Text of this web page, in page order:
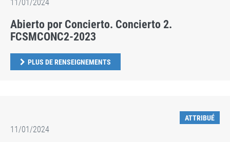
11/01/2024
Abierto por Concierto. Concierto 2.
FCSMCONC2-2023
PLUS DE RENSEIGNEMENTS
ATTRIBUÉ
11/01/2024